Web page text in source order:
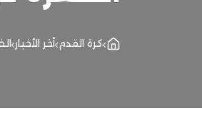
كرة القدم أخر الأخبار